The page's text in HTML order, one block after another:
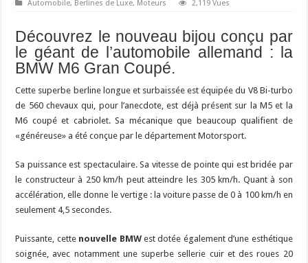
Automobile, Berlines de Luxe, Moteurs 2,119 Vues
Découvrez le nouveau bijou conçu par
le géant de l’automobile allemand : la
BMW M6 Gran Coupé.
Cette superbe berline longue et surbaissée est équipée du V8 Bi-turbo
de 560 chevaux qui, pour l’anecdote, est déjà présent sur la M5 et la
M6 coupé et cabriolet. Sa mécanique que beaucoup qualifient de
«généreuse» a été conçue par le département Motorsport.
Sa puissance est spectaculaire. Sa vitesse de pointe qui est bridée par
le constructeur à 250 km/h peut atteindre les 305 km/h. Quant à son
accélération, elle donne le vertige : la voiture passe de 0 à 100 km/h en
seulement 4,5 secondes.
Puissante, cettenouvelle BMWest dotée également d’une esthétique
soignée, avec notamment une superbe sellerie cuir et des roues 20